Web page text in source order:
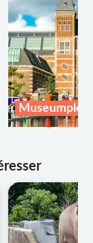
Museumplein